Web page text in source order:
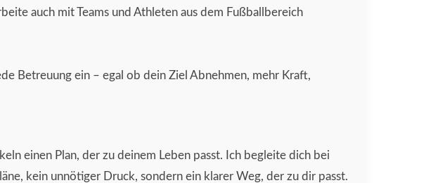
auch mit Teams und Athleten aus dem Fußballbereich
Betreuung ein – egal ob dein Ziel Abnehmen, mehr Kraft,
einen Plan, der zu deinem Leben passt. Ich begleite dich bei
kein unnötiger Druck, sondern ein klarer Weg, der zu dir passt.